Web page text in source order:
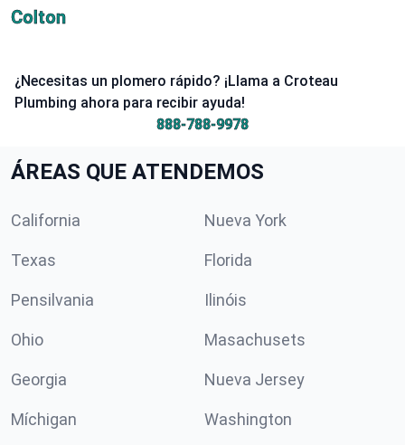
Colton
¿Necesitas un plomero rápido? ¡Llama a Croteau
Plumbing ahora para recibir ayuda!
888-788-9978
ÁREAS QUE ATENDEMOS
California Nueva York
Texas Florida
Pensilvania Ilinóis
Ohio Masachusets
Georgia Nueva Jersey
Míchigan Washington